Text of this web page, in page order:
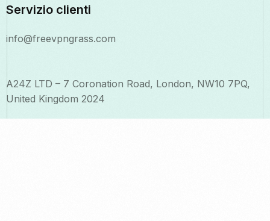
Servizio clienti
info@freevpngrass.com
A24Z LTD – 7 Coronation Road, London, NW10 7PQ,
United Kingdom 2024